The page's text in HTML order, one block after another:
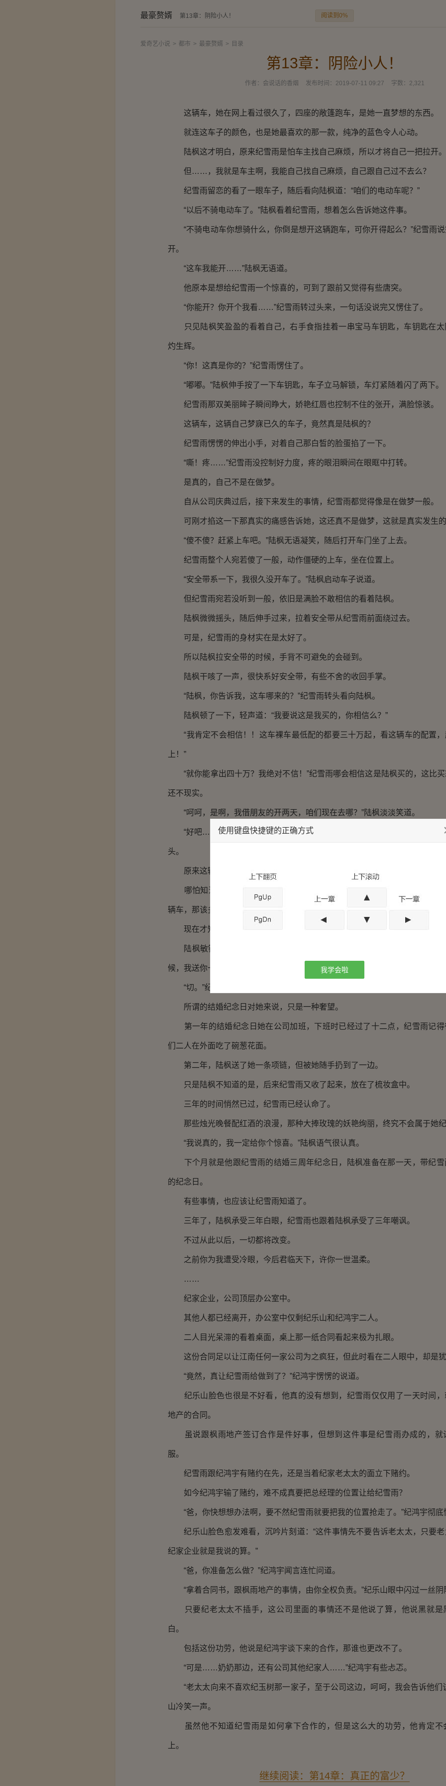
最豪赘婿 第13章：阴险小人！ 阅读到0%
爱奇艺小说 > 都市 > 最豪赘婿 > 目录
第13章：阴险小人！
作者： 会说话的香烟 发布时间： 2019-07-11 09:27 字数： 2,321
这辆车，她在网上看过很久了，四座的敞篷跑车，是她一直梦想的东西。
就连这车子的颜色，也是她最喜欢的那一款，纯净的蓝色令人心动。
陆枫这才明白，原来纪雪雨是怕车主找自己麻烦，所以才将自己一把拉开。
但……，我就是车主啊，我能自己找自己麻烦，自己跟自己过不去么？
纪雪雨留恋的看了一眼车子，随后看向陆枫道：“咱们的电动车呢？”
“以后不骑电动车了。”陆枫看着纪雪雨，想着怎么告诉她这件事。
“不骑电动车你想骑什么，你倒是想开这辆跑车，可你开得起么？”纪雪雨
开。
“这车我能开……”陆枫无语道。
他原本是想给纪雪雨一个惊喜的，可到了跟前又觉得有些唐突。
“你能开？你开个我看……”纪雪雨转过头来，一句话没说完又愣住了。
只见陆枫笑盈盈的看着自己，右手食指挂着一串宝马车钥匙，车钥匙在太
灼生辉。
“你！这真是你的？”纪雪雨愣住了。
“嘟嘟。”陆枫伸手按了一下车钥匙，车子立马解锁，车灯紧随着闪了两下。
纪雪雨那双美丽眸子瞬间睁大，娇艳红唇也控制不住的张开，满脸惊骇。
这辆车，这辆自己梦寐已久的车子，竟然真是陆枫的？
纪雪雨愣愣的伸出小手，对着自己那白皙的脸蛋掐了一下。
“嘶！疼……”纪雪雨没控制好力度，疼的眼泪瞬间在眼眶中打转。
是真的，自己不是在做梦。
自从公司庆典过后，接下来发生的事情，纪雪雨都觉得像是在做梦一般。
可刚才掐这一下那真实的痛感告诉她，这还真不是做梦，这就是真实发生
“傻不傻？赶紧上车吧。”陆枫无语凝笑，随后打开车门坐了上去。
纪雪雨整个人宛若傻了一般，动作僵硬的上车，坐在位置上。
“安全带系一下，我很久没开车了。”陆枫启动车子说道。
但纪雪雨宛若没听到一般，依旧是满脸不敢相信的看着陆枫。
陆枫微微摇头，随后伸手过来，拉着安全带从纪雪雨前面绕过去。
可是，纪雪雨的身材实在是太好了。
所以陆枫拉安全带的时候，手背不可避免的会碰到。
陆枫干咳了一声，很快系好安全带，有些不舍的收回手掌。
“陆枫，你告诉我，这车哪来的？”纪雪雨转头看向陆枫。
陆枫顿了一下，轻声道：“我要说这是我买的，你相信么？”
“我肯定不会相信！！这车裸车最低配的都要三十万起，看这辆车的配置，
上！”
“就你能拿出四十万？我绝对不信！”纪雪雨哪会相信这是陆枫买的，这比
还不现实。
“呵呵，是啊，我借朋友的开两天，咱们现在去哪？”陆枫淡淡笑道。
“好吧……，去达万百货商场门口，夏岚在那里等我们呢，然后一起去吃饭
头。
原来这辆车，只是陆枫借的朋友的，纪雪雨心中微微有些失望。
哪怕知道陆枫绝对买不起这么一辆车，但她心中还是有些期待，要是陆枫
辆车，那该多好。
现在才知道，原来陆枫只是借来的。
陆枫敏锐的观察到了纪雪雨的失落，顿了一下道：“这车不算什么，等咱们
候，我送你一份大惊喜。”
“切。”纪雪雨微微撇嘴，根本没有往心里去。
所谓的结婚纪念日对她来说，只是一种奢望。
第一年的结婚纪念日她在公司加班，下班时已经过了十二点，纪雪雨记得
们二人在外面吃了碗葱花面。
第二年，陆枫送了她一条项链，但被她随手扔到了一边。
只是陆枫不知道的是，后来纪雪雨又收了起来，放在了梳妆盒中。
三年的时间悄然已过，纪雪雨已经认命了。
那些烛光晚餐配红酒的浪漫，那种大捧玫瑰的妖艳绚丽，终究不会属于她
“我说真的，我一定给你个惊喜。”陆枫语气很认真。
下个月就是他跟纪雪雨的结婚三周年纪念日，陆枫准备在那一天，带纪雪
的纪念日。
有些事情，也应该让纪雪雨知道了。
三年了，陆枫承受三年白眼，纪雪雨也跟着陆枫承受了三年嘲讽。
不过从此以后，一切都将改变。
之前你为我遭受冷眼，今后君临天下，许你一世温柔。
……
纪家企业，公司顶层办公室中。
其他人都已经离开，办公室中仅剩纪乐山和纪鸿宇二人。
二人目光呆滞的看着桌面，桌上那一纸合同看起来极为扎眼。
这份合同足以让江南任何一家公司为之疯狂，但此时看在二人眼中，却是
“竟然，真让纪雪雨给做到了？”纪鸿宇愣愣的说道。
纪乐山脸色也很是不好看，他真的没有想到，纪雪雨仅仅用了一天时间，
地产的合同。
虽说跟枫雨地产签订合作是件好事，但想到这件事是纪雪雨办成的，就
服。
纪雪雨跟纪鸿宇有赌约在先，还是当着纪家老太太的面立下赌约。
如今纪鸿宇输了赌约，难不成真要把总经理的位置让给纪雪雨？
“爸，你快想想办法啊，要不然纪雪雨就要把我的位置抢走了。”纪鸿宇彻底
纪乐山脸色愈发难看，沉吟片刻道：“这件事情先不要告诉老太太，只要老
纪家企业就是我说的算。”
“爸，你准备怎么做？”纪鸿宇闻言连忙问道。
“拿着合同书，跟枫雨地产的事情，由你全权负责。”纪乐山眼中闪过一丝阴
只要纪老太太不插手，这公司里面的事情还不是他说了算，他说黑就是
白。
包括这份功劳，他说是纪鸿宇谈下来的合作，那谁也更改不了。
“可是……奶奶那边，还有公司其他纪家人……”纪鸿宇有些忐忑。
“老太太向来不喜欢纪玉树那一家子，至于公司这边，呵呵，我会告诉他们
山冷笑一声。
虽然他不知道纪雪雨是如何拿下合作的，但是这么大的功劳，他肯定不
上。
继续阅读：第14章：真正的富少？
使用键盘快捷键的正确方式
我学会啦